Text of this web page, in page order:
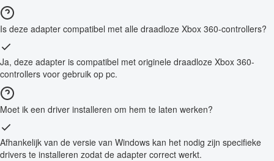
Is deze adapter compatibel met alle draadloze Xbox 360-controllers?
Ja, deze adapter is compatibel met originele draadloze Xbox 360-
controllers voor gebruik op pc.
Moet ik een driver installeren om hem te laten werken?
Afhankelijk van de versie van Windows kan het nodig zijn specifieke
drivers te installeren zodat de adapter correct werkt.